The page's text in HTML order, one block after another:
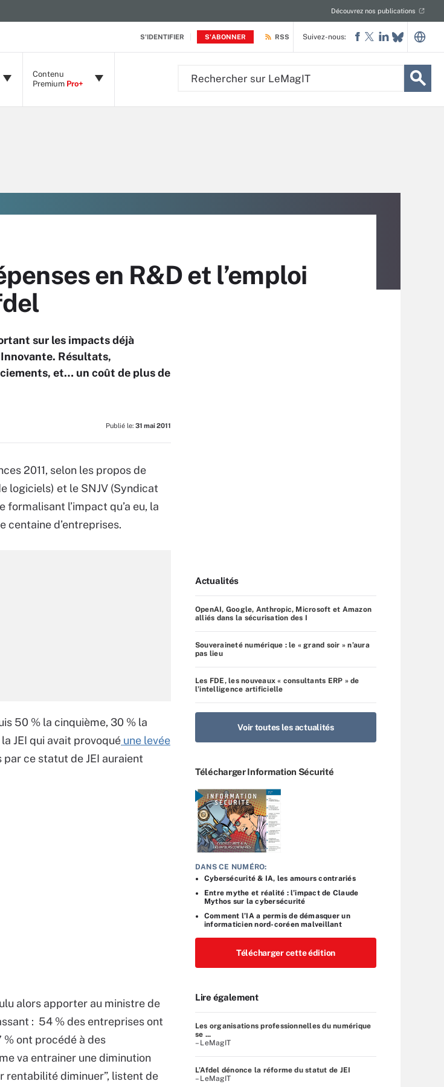
S'IDENTIFIER S'ABONNER
Découvrez nos publications
RSS
Contenu
Premium Pro+
Suivez-nous:
en R&D et l’emploi
sur les impacts déjà
Résultats,
et… un coût de plus de
Publié le: 31 mai 2011
2011, selon les propos de
logiciels) et le SNJV (Syndicat
l’impact qu’a eu, la
centaine d’entreprises.
50 % la cinquième, 30 % la
JEI qui avait provoqué une levée
ce statut de JEI auraient
alors apporter au ministre de
: 54 % des entreprises ont
% ont procédé à des
va entrainer une diminution
rentabilité diminuer”, listent de
Actualités
OpenAI, Google, Anthropic, Microsoft et Amazon
alliés dans la sécurisation des I
Souveraineté numérique : le « grand soir » n’aura
pas lieu
Les FDE, les nouveaux « consultants ERP » de
l’intelligence artificielle
Voir toutes les actualités
Télécharger Information Sécurité
DANS CE NUMÉRO:
Cybersécurité & IA, les amours contrariés
Entre mythe et réalité : l’impact de Claude
Mythos sur la cybersécurité
Comment l’IA a permis de démasquer un
informaticien nord-coréen malveillant
Télécharger cette édition
Lire également
Les organisations professionnelles du numérique
se ...
– LeMagIT
L’Afdel dénonce la réforme du statut de JEI
– LeMagIT